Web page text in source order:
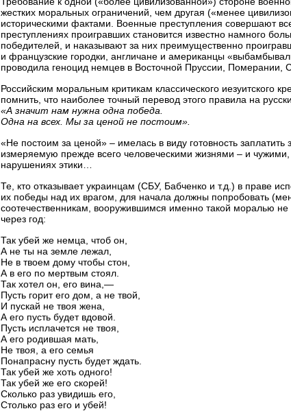
жестких моральных ограничений, чем другая («менее
историческими фактами. Военные преступления совершают
преступлениях проигравших становится известно намного
победителей, и наказывают за них преимущественно
и французские городки, англичане и американцы
проводила геноцид немцев в Восточной Пруссии, Померании,
Российским моральным критикам классического иезуитского
помнить, что наиболее точный перевод этого правила на
«А значит нам нужна одна победа.
Одна на всех. Мы за ценой не постоим».
«Не постоим за ценой» – имелась в виду готовность
измеряемую прежде всего человеческими жизнями – и
нарушениях этики…
Те, кто отказывает украинцам (СБУ, Бабченко и т.д.) в праве
их победы над их врагом, для начала должны попробовать
соотечественникам, вооружившимся именно такой моралью
через год:
Так убей же немца, чтоб он,
А не ты на земле лежал,
Не в твоем дому чтобы стон,
А в его по мертвым стоял.
Так хотел он, его вина,—
Пусть горит его дом, а не твой,
И пускай не твоя жена,
А его пусть будет вдовой.
Пусть исплачется не твоя,
А его родившая мать,
Не твоя, а его семья
Понапрасну пусть будет ждать.
Так убей же хоть одного!
Так убей же его скорей!
Сколько раз увидишь его,
Столько раз его и убей!